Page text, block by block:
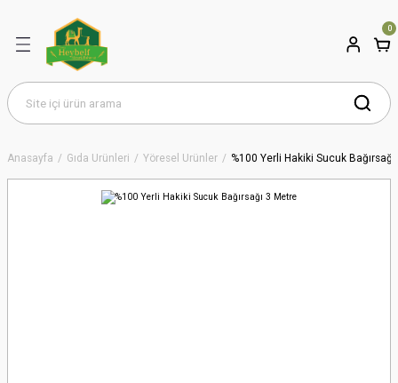
0
Anasayfa Gıda Ürünleri Yöresel Ürünler %100 Yerli Hakiki Sucuk